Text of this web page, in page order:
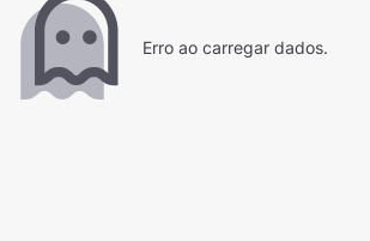
Erro ao carregar dados.